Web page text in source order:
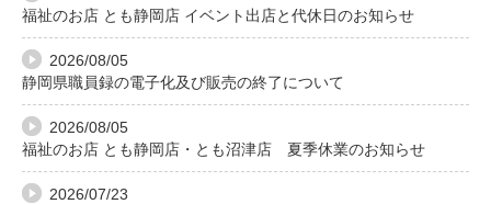
福祉のお店 とも静岡店 イベント出店と代休日のお知らせ
2026/08/05
静岡県職員録の電子化及び販売の終了について
2026/08/05
福祉のお店 とも静岡店・とも沼津店 夏季休業のお知らせ
2026/07/23